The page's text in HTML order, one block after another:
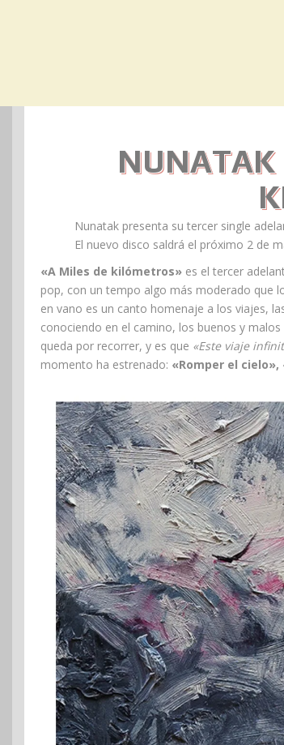
Nunatak presenta su tercer single
El nuevo disco saldrá el próximo 2 de
«A Miles de kilómetros» es el tercer
pop, con un tempo algo más moderado que
en vano es un canto homenaje a los viajes,
conociendo en el camino, los buenos y
queda por recorrer, y es que «Este viaje
momento ha estrenado: «Romper el cielo»,